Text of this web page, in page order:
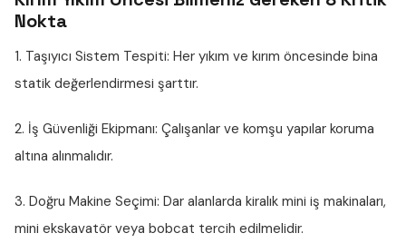
Nokta
1. Taşıyıcı Sistem Tespiti: Her yıkım ve kırım öncesinde bina
statik değerlendirmesi şarttır.
2. İş Güvenliği Ekipmanı: Çalışanlar ve komşu yapılar koruma
altına alınmalıdır.
3. Doğru Makine Seçimi: Dar alanlarda kiralık mini iş makinaları,
mini ekskavatör veya bobcat tercih edilmelidir.